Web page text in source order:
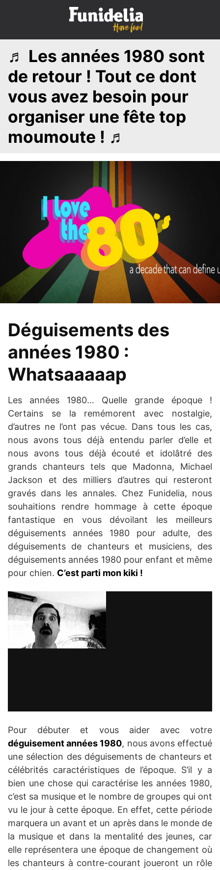
p
♬ Les années 1980 sont
de retour ! Tout ce dont
vous avez besoin pour
organiser une fête top
moumoute ! ♬
Déguisements des
années 1980 :
Whatsaaaaap
Les années 1980… Quelle grande époque !
Certains se la remémorent avec nostalgie,
d’autres ne l’ont pas vécue. Dans tous les cas,
nous avons tous déjà entendu parler d’elle et
nous avons tous déjà écouté et idolâtré des
grands chanteurs tels que Madonna, Michael
Jackson et des milliers d’autres qui resteront
gravés dans les annales. Chez Funidelia, nous
souhaitions rendre hommage à cette époque
fantastique en vous dévoilant les meilleurs
déguisements années 1980 pour adulte, des
déguisements de chanteurs et musiciens, des
déguisements années 1980 pour enfant et même
pour chien. C’est parti mon kiki !
Pour débuter et vous aider avec votre
déguisement années 1980, nous avons effectué
une sélection des déguisements de chanteurs et
célébrités caractéristiques de l’époque. S’il y a
bien une chose qui caractérise les années 1980,
c’est sa musique et le nombre de groupes qui ont
vu le jour à cette époque. En effet, cette période
marquera un avant et un après dans le monde de
la musique et dans la mentalité des jeunes, car
elle représentera une époque de changement où
les chanteurs à contre-courant joueront un rôle